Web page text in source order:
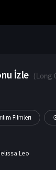
İzle (Long
Filmleri
Leo